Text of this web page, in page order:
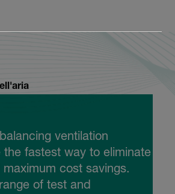
ventilation
fastest way to eliminate
cost savings.
of test and